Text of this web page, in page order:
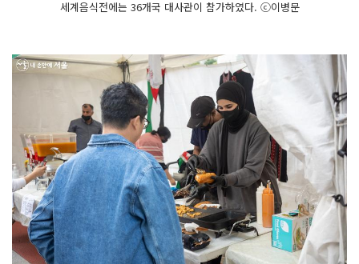
세계음식전에는 36개국 대사관이 참가하였다. ⓒ이병문